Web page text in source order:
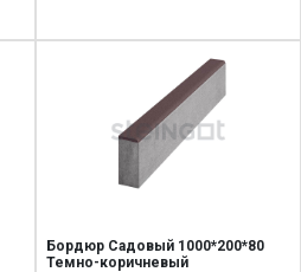
Бордюр Садовый 1000*200*80
Темно-коричневый